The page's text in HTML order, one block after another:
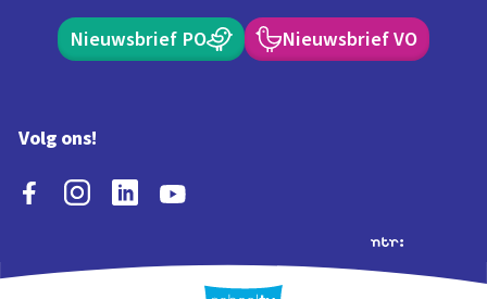
Nieuwsbrief PO Nieuwsbrief VO
Volg ons!